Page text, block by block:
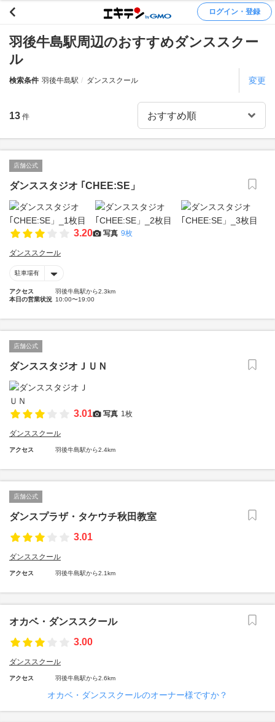
ログイン・登録
羽後牛島駅周辺のおすすめダンススクー
ル
検索条件 羽後牛島駅 ダンススクール 変更
13 件
店舗公式
ダンススタジオ ｢CHEE:SE」
3.20 写真 9枚
ダンススクール
駐車場有
アクセス
羽後牛島駅から2.3km
本日の営業状況 10:00〜19:00
店舗公式
ダンススタジオＪＵＮ
3.01 写真 1枚
ダンススクール
アクセス 羽後牛島駅から2.4km
店舗公式
ダンスプラザ・タケウチ秋田教室
3.01
ダンススクール
アクセス 羽後牛島駅から2.1km
オカベ・ダンススクール
3.00
ダンススクール
アクセス 羽後牛島駅から2.6km
オカベ・ダンススクールのオーナー様ですか？